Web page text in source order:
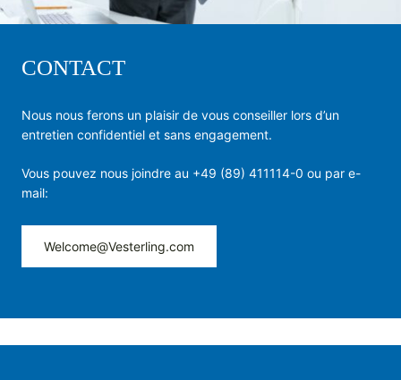
CONTACT
Nous nous ferons un plaisir de vous conseiller lors d’un
entretien confidentiel et sans engagement.
Vous pouvez nous joindre au +49 (89) 411114-0 ou par e-
mail:
Welcome@Vesterling.com